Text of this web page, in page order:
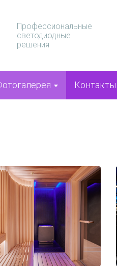
Профессиональные
светодиодные
решения
Контакты